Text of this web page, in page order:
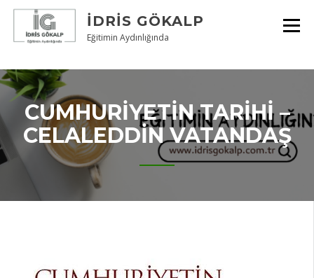
Skip
content
İDRIS GÖKALP
Eğitimin Aydınlığında
CUMHURIYETIN TARIHI –
CELALEDDIN VATANDAŞ